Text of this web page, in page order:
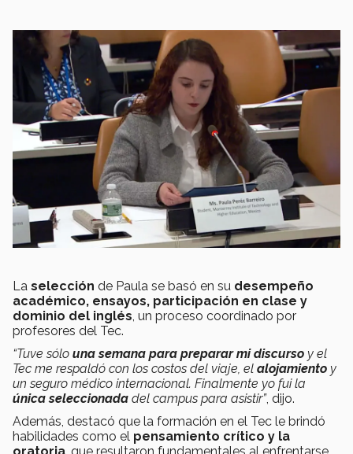
La selección de Paula se basó en su desempeño
académico, ensayos, participación en clase y
dominio del inglés, un proceso coordinado por
profesores del Tec.
“Tuve sólo una semana para preparar mi discurso y el
Tec me respaldó con los costos del viaje, el alojamiento y
un seguro médico internacional. Finalmente yo fui la
única seleccionada del campus para asistir”, dijo.
Además, destacó que la formación en el Tec le brindó
habilidades como el pensamiento crítico y la